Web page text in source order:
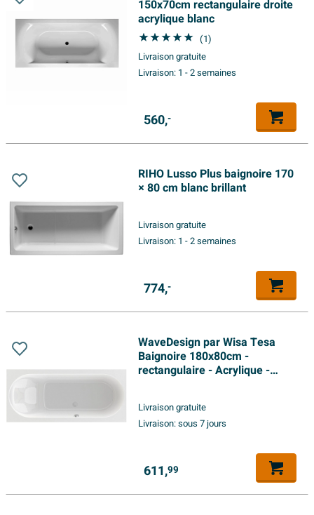
150x70cm rectangulaire droite
acrylique blanc
(1)
Livraison gratuite
Livraison: 1 - 2 semaines
560,-
RIHO Lusso Plus baignoire 170
× 80 cm blanc brillant
Livraison gratuite
Livraison: 1 - 2 semaines
774,-
WaveDesign par Wisa Tesa
Baignoire 180x80cm -
rectangulaire - Acrylique -
Livraison gratuite
Livraison:sous 7 jours
611,99